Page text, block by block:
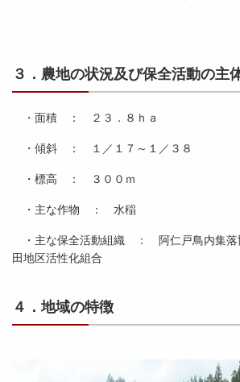
３．農地の状況及び保全活動の主
・面積 ： ２３．８ｈａ
・傾斜 ： １／１７～１／３８
・標高 ： ３００ｍ
・主な作物 ： 水稲
・主な保全活動組織 ： 阿仁戸鳥内集落
田地区活性化組合
４．地域の特徴